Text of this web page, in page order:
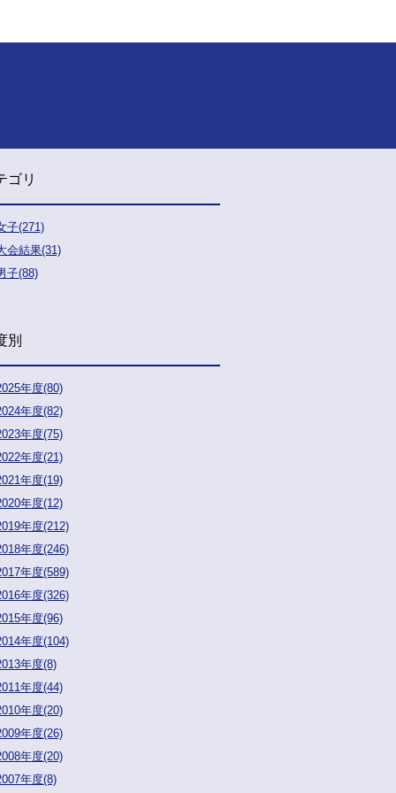
ゴリ
子(271)
会結果(31)
子(88)
別
年度(80)
年度(82)
年度(75)
年度(21)
年度(19)
年度(12)
年度(212)
年度(246)
年度(589)
年度(326)
年度(96)
年度(104)
年度(8)
年度(44)
年度(20)
年度(26)
年度(20)
年度(8)